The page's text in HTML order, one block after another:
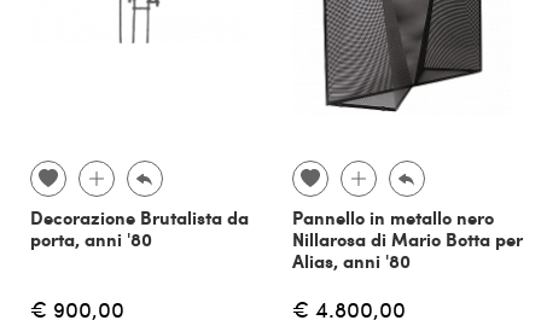
Decorazione Brutalista da
porta, anni '80
€ 900,00
Pannello in metallo nero
Nillarosa di Mario Botta per
Alias, anni '80
€ 4.800,00